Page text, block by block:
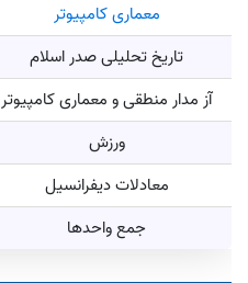
معماری کامپیوتر
تاریخ تحلیلی صدر اسلام
آز مدار منطقی و معماری کامپیوتر
ورزش
معادلات دیفرانسیل
جمع واحدها